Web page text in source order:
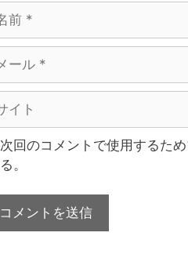
次回のコメントで使用するた
る。